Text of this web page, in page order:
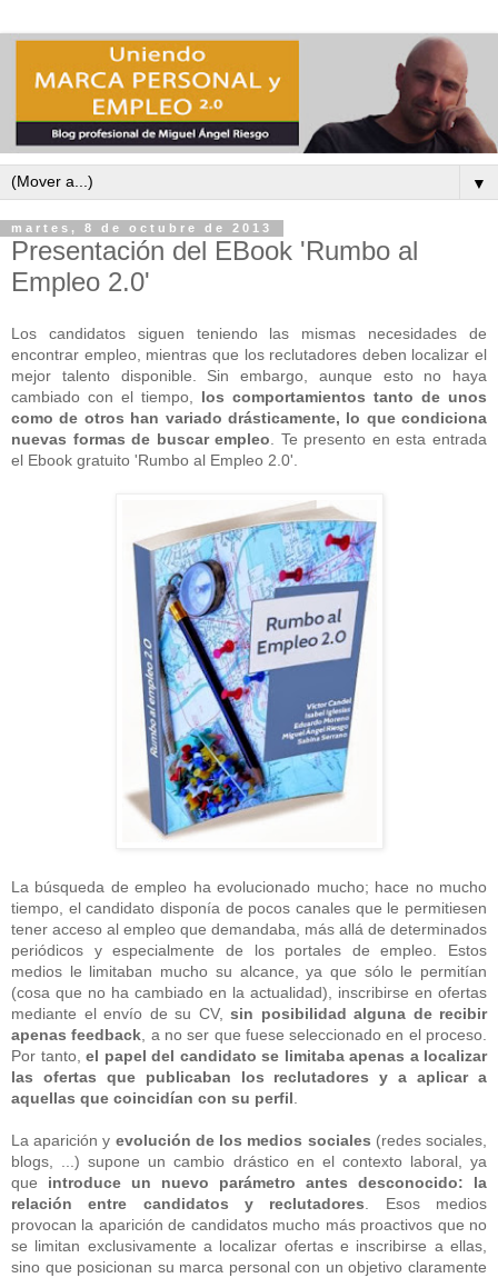
▼
martes, 8 de octubre de 2013
Presentación del EBook 'Rumbo al
Empleo 2.0'
Los candidatos siguen teniendo las mismas necesidades de
encontrar empleo, mientras que los reclutadores deben localizar el
mejor talento disponible. Sin embargo, aunque esto no haya
cambiado con el tiempo, los comportamientos tanto de unos
como de otros han variado drásticamente, lo que condiciona
nuevas formas de buscar empleo. Te presento en esta entrada
el Ebook gratuito 'Rumbo al Empleo 2.0'.
La búsqueda de empleo ha evolucionado mucho; hace no mucho
tiempo, el candidato disponía de pocos canales que le permitiesen
tener acceso al empleo que demandaba, más allá de determinados
periódicos y especialmente de los portales de empleo. Estos
medios le limitaban mucho su alcance, ya que sólo le permitían
(cosa que no ha cambiado en la actualidad), inscribirse en ofertas
mediante el envío de su CV, sin posibilidad alguna de recibir
apenas feedback, a no ser que fuese seleccionado en el proceso.
Por tanto, el papel del candidato se limitaba apenas a localizar
las ofertas que publicaban los reclutadores y a aplicar a
aquellas que coincidían con su perfil.
La aparición y evolución de los medios sociales (redes sociales,
blogs, ...) supone un cambio drástico en el contexto laboral, ya
que introduce un nuevo parámetro antes desconocido: la
relación entre candidatos y reclutadores. Esos medios
provocan la aparición de candidatos mucho más proactivos que no
se limitan exclusivamente a localizar ofertas e inscribirse a ellas,
sino que posicionan su marca personal con un objetivo claramente